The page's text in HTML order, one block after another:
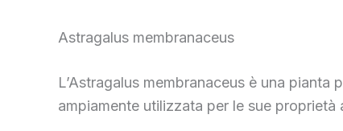
Astragalus membranaceus
L’Astragalus membranaceus è una
ampiamente utilizzata per le sue